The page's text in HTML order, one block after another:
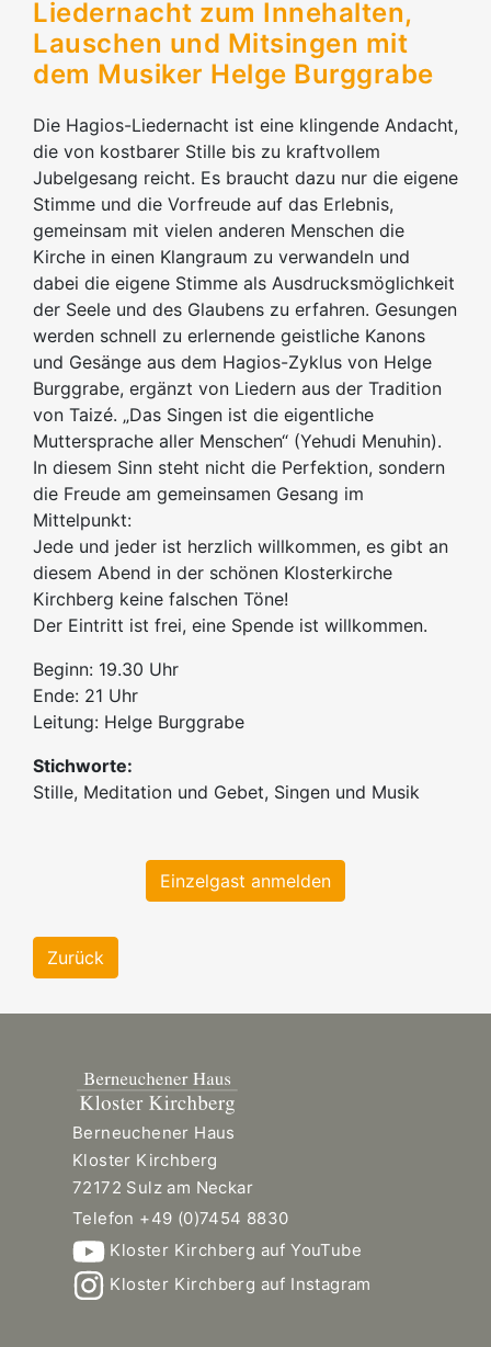
Liedernacht zum Innehalten,
Lauschen und Mitsingen mit
dem Musiker Helge Burggrabe
Die Hagios-Liedernacht ist eine klingende Andacht,
die von kostbarer Stille bis zu kraftvollem
Jubelgesang reicht. Es braucht dazu nur die eigene
Stimme und die Vorfreude auf das Erlebnis,
gemeinsam mit vielen anderen Menschen die
Kirche in einen Klangraum zu verwandeln und
dabei die eigene Stimme als Ausdrucksmöglichkeit
der Seele und des Glaubens zu erfahren. Gesungen
werden schnell zu erlernende geistliche Kanons
und Gesänge aus dem Hagios-Zyklus von Helge
Burggrabe, ergänzt von Liedern aus der Tradition
von Taizé. „Das Singen ist die eigentliche
Muttersprache aller Menschen“ (Yehudi Menuhin).
In diesem Sinn steht nicht die Perfektion, sondern
die Freude am gemeinsamen Gesang im
Mittelpunkt:
Jede und jeder ist herzlich willkommen, es gibt an
diesem Abend in der schönen Klosterkirche
Kirchberg keine falschen Töne!
Der Eintritt ist frei, eine Spende ist willkommen.
Beginn: 19.30 Uhr
Ende: 21 Uhr
Leitung: Helge Burggrabe
Stichworte:
Stille, Meditation und Gebet, Singen und Musik
Einzelgast anmelden
Zurück
Berneuchener Haus
Kloster Kirchberg
72172 Sulz am Neckar
Telefon +49 (0)7454 8830
Kloster Kirchberg auf YouTube
Kloster Kirchberg auf Instagram